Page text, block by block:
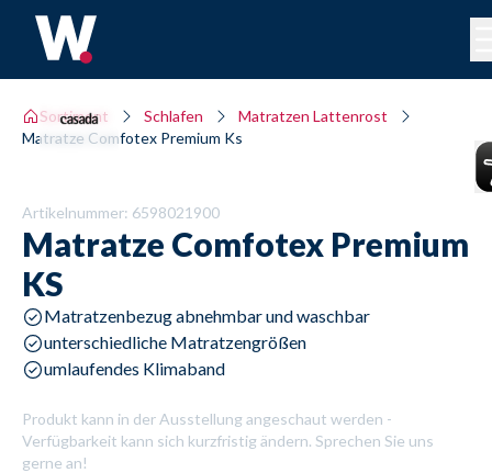
Sortiment Schlafen
Matratzen Lattenrost
Matratze Comfotex Premium Ks
Artikelnummer: 6598021900
Matratze Comfotex Premium
KS
Matratzenbezug abnehmbar und waschbar
unterschiedliche Matratzengrößen
umlaufendes Klimaband
Produkt kann in der Ausstellung angeschaut werden -
Verfügbarkeit kann sich kurzfristig ändern. Sprechen Sie uns
gerne an!